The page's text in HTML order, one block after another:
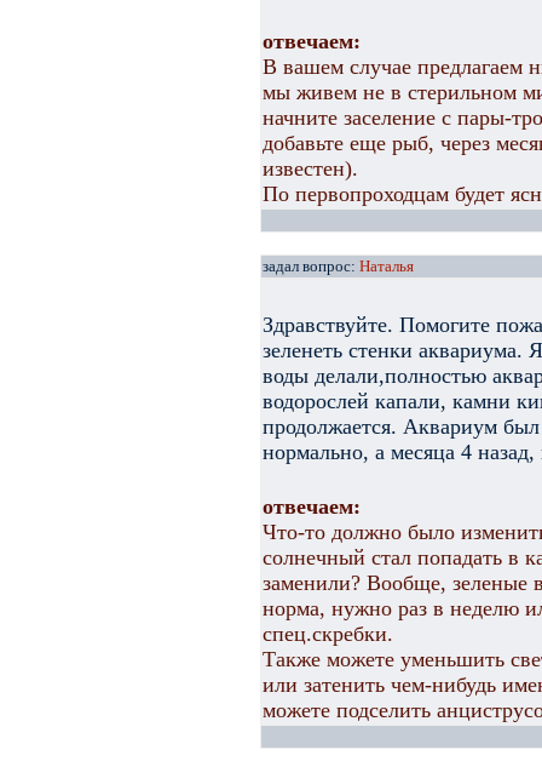
отвечаем:
В вашем случае предлагаем
мы живем не в стерильном
начните заселение с пары-
добавьте еще рыб, через
известен).
По первопроходцам будет
задал вопрос: Наталья
Здравствуйте. Помогите
зеленеть стенки аквариума.
воды делали,полностью
водорослей капали, камни
продолжается. Аквариум
нормально, а месяца 4 назад,
отвечаем:
Что-то должно было
солнечный стал попадать в
заменили? Вообще, зеленые
норма, нужно раз в неделю
спец.скребки.
Также можете уменьшить
или затенить чем-нибудь
можете подселить